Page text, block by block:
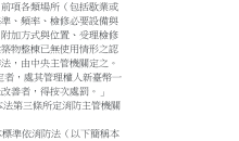
項各類場所（包括歇業或
、頻率、檢修必要設備與
加方式與位置、受理檢修
物整棟已無使用情形之認
，由中央主管機關定之。
，處其管理權人新臺幣一
善者，得按次處罰。」
三條所定消防主管機關
準依消防法（以下簡稱本